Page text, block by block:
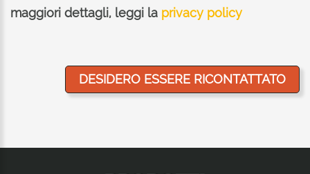
maggiori dettagli, leggi la privacy policy